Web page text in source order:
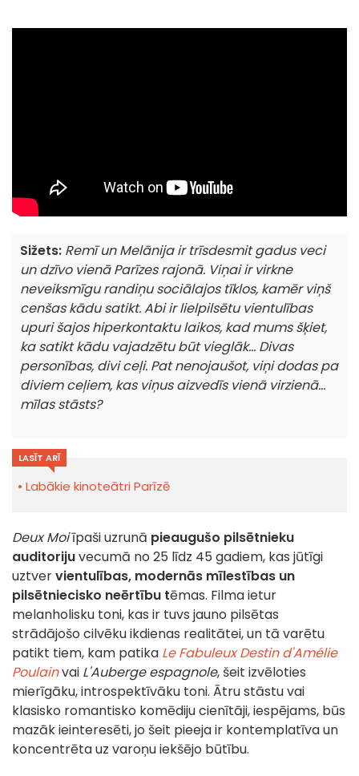
Sižets: Remī un Melānija ir trīsdesmit gadus veci
un dzīvo vienā Parīzes rajonā. Viņai ir virkne
neveiksmīgu randiņu sociālajos tīklos, kamēr viņš
cenšas kādu satikt. Abi ir lielpilsētu vientulības
upuri šajos hiperkontaktu laikos, kad mums šķiet,
ka satikt kādu vajadzētu būt vieglāk... Divas
personības, divi ceļi. Pat nenojaušot, viņi dodas pa
diviem ceļiem, kas viņus aizvedīs vienā virzienā...
mīlas stāsts?
LASĪT ARĪ
Labākie kinoteātri Parīzē
Deux Moiīpaši uzrunā pieaugušo pilsētnieku
auditorijuvecumā no 25 līdz 45 gadiem, kas jūtīgi
uztvervientulības, modernās mīlestības un
pilsētniecisko neērtību tēmas. Filma ietur
melanholisku toni, kas ir tuvs jauno pilsētas
strādājošo cilvēku ikdienas realitātei, un tā varētu
patikt tiem, kam patika Le Fabuleux Destin d'Amélie
Poulainvai L'Auberge espagnole, šeit izvēloties
mierīgāku, introspektīvāku toni. Ātru stāstu vai
klasisko romantisko komēdiju cienītāji, iespējams, būs
mazāk ieinteresēti, jo šeit pieeja ir kontemplatīva un
koncentrēta uz varoņu iekšējo būtību.